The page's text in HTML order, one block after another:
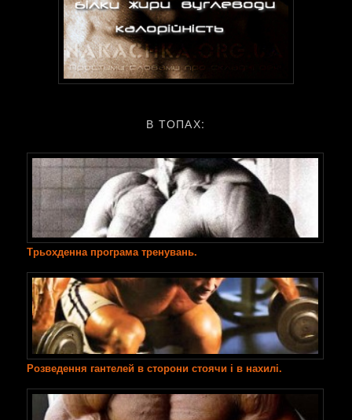
В ТОПАХ:
Трьохденна програма тренувань.
Розведення гантелей в сторони стоячи і в нахилі.